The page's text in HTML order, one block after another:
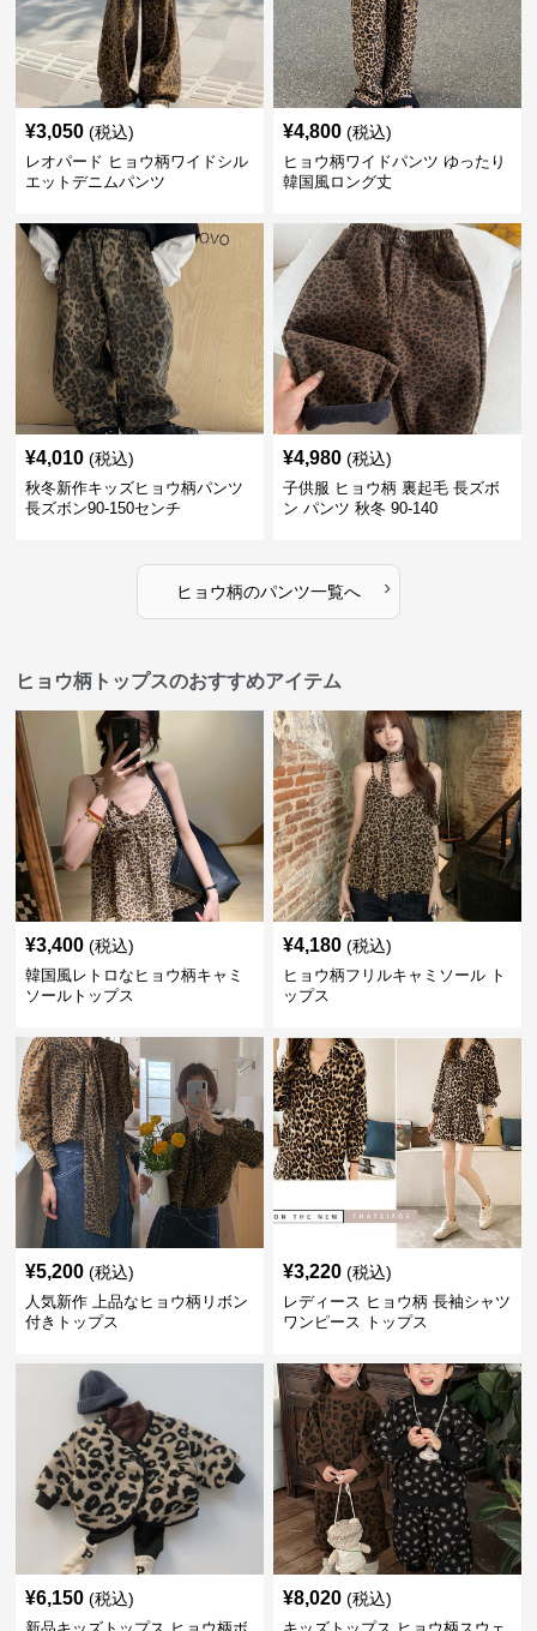
¥3,050 (税込)
レオパード ヒョウ柄ワイドシル
エットデニムパンツ
¥4,800 (税込)
ヒョウ柄ワイドパンツ ゆったり
韓国風ロング丈
¥4,010 (税込)
秋冬新作キッズヒョウ柄パンツ
長ズボン90-150センチ
¥4,980 (税込)
子供服 ヒョウ柄 裏起毛 長ズボ
ン パンツ 秋冬 90-140
ヒョウ柄のパンツ一覧へ ›
ヒョウ柄トップスのおすすめアイテム
¥3,400 (税込)
韓国風レトロなヒョウ柄キャミ
ソールトップス
¥4,180 (税込)
ヒョウ柄フリルキャミソール ト
ップス
¥5,200 (税込)
人気新作 上品なヒョウ柄リボン
付きトップス
¥3,220 (税込)
レディース ヒョウ柄 長袖シャツ
ワンピース トップス
¥6,150 (税込) ¥8,020 (税込)